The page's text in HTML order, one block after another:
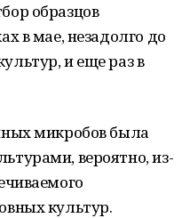
образцов
в мае, незадолго до
и еще раз в
микробов была
вероятно, из-
культур.